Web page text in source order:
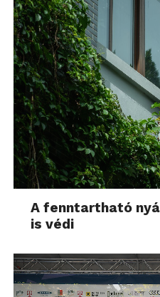
A fenntartható
is védi